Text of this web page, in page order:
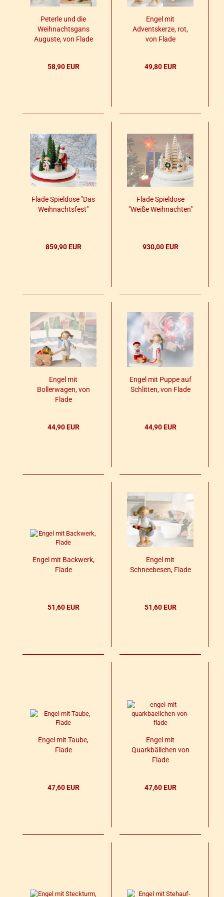
Pe­ter­le und die
Weih­nachts­gans
Au­gus­te, von Flade
58,90 EUR
Engel mit
Ad­vents­ker­ze, rot,
von Flade
49,80 EUR
Flade Spiel­do­se "Das
Weih­nachts­fest"
859,90 EUR
Flade Spiel­do­se
"Weiße Weih­nach­ten"
930,00 EUR
Engel mit
Bol­ler­wa­gen, von
Flade
44,90 EUR
Engel mit Puppe auf
Schlit­ten, von Flade
44,90 EUR
Engel mit Back­werk,
Flade
51,60 EUR
Engel mit
Schnee­be­sen, Flade
51,60 EUR
Engel mit Taube,
Flade
47,60 EUR
Engel mit
Quark­bäll­chen von
Flade
47,60 EUR